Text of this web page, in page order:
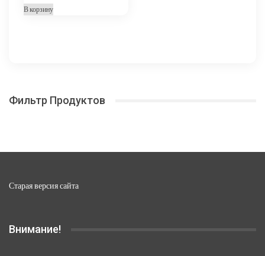
В корзину
Фильтр Продуктов
Старая версия сайта
Внимание!